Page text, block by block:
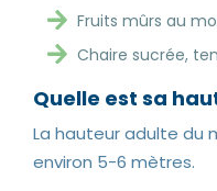
Fruits mûrs au
Chaire sucrée,
Quelle est sa
La hauteur adulte du
environ 5-6 mètres.